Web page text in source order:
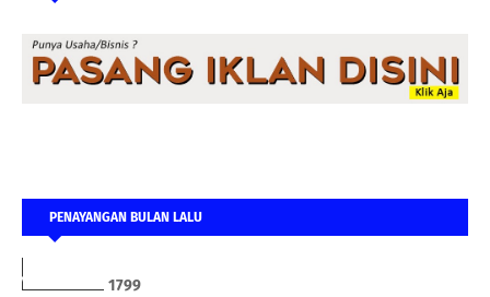
PENAYANGAN BULAN LALU
1799